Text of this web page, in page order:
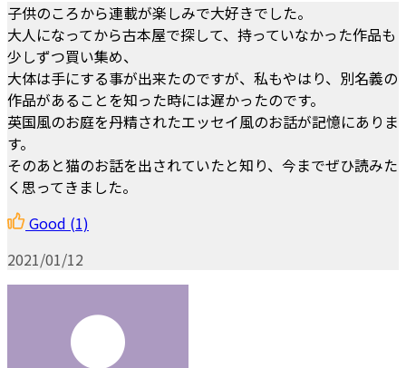
子供のころから連載が楽しみで大好きでした。
大人になってから古本屋で探して、持っていなかった作品も
少しずつ買い集め、
大体は手にする事が出来たのですが、私もやはり、別名義の
作品があることを知った時には遅かったのです。
英国風のお庭を丹精されたエッセイ風のお話が記憶にありま
す。
そのあと猫のお話を出されていたと知り、今までぜひ読みた
く思ってきました。
Good (1)
2021/01/12